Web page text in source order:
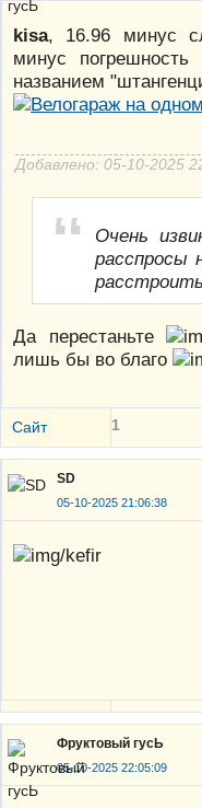
kisa, 16.96 минус
минус
названием
Добавлено: 05-10-2025
Очень
расспросы
Да перестаньте
лишь бы во благо
Сайт 1
SD
05-10-2025 21:06:38
Фруктовый гусЬ
05-10-2025 22:05:09